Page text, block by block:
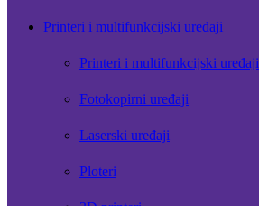
Printeri i multifunkcijski uređaji
Printeri i multifunkcijski uređaji
Fotokopirni uređaji
Laserski uređaji
Ploteri